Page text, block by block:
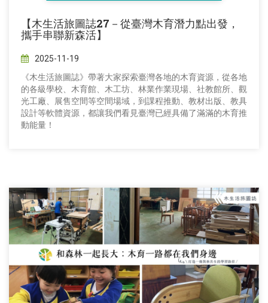
【木生活旅圖誌27－從臺灣木育潛力點出發，
攜手串聯新森活】
2025-11-19
《木生活旅圖誌》帶著大家探索臺灣各地的木育資源，從各地
的各級學校、木育館、木工坊、林業作業現場、社教館所、觀
光工廠、展售空間等空間場域，到課程推動、教材出版、教具
設計等軟體資源，都讓我們看見臺灣已經具備了滿滿的木育推
動能量！